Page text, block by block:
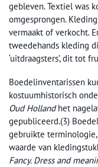
gebleven. Textiel was
omgesprongen.
vermaakt of verkocht.
tweedehands kleding
‘uitdraagsters’, dit tot
Boedelinventarissen
kostuumhistorisch
Oud Hollandhet
gepubliceerd.(3)
gebruikte
waarde van
Fancy. Dress and